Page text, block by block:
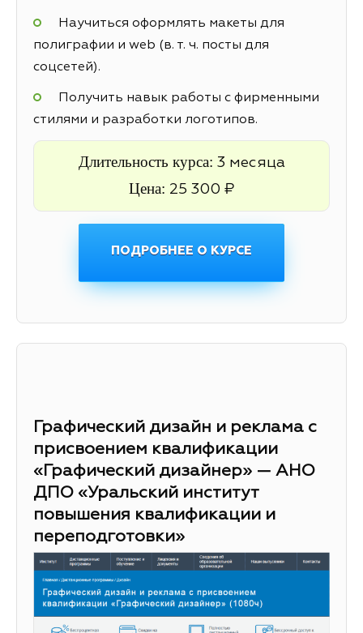
Научиться оформлять макеты для
полиграфии и web (в. т. ч. посты для
соцсетей).
Получить навык работы с фирменными
стилями и разработки логотипов.
Длительность курса: 3 месяца
Цена: 25 300 ₽
ПОДРОБНЕЕ О КУРСЕ
Графический дизайн и реклама с
присвоением квалификации
«Графический дизайнер» — АНО
ДПО «Уральский институт
повышения квалификации и
переподготовки»